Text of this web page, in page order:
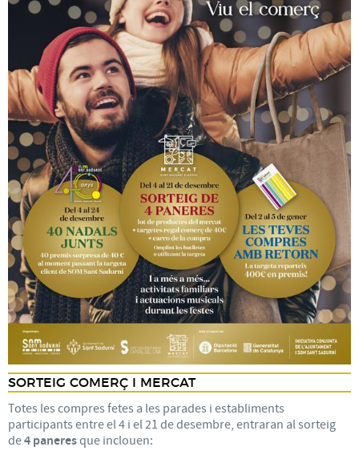
SORTEIG COMERÇ I MERCAT
Totes les compres fetes a les parades i establiments
participants entre el 4 i el 21 de desembre, entraran al sorteig
de4 paneresque inclouen: